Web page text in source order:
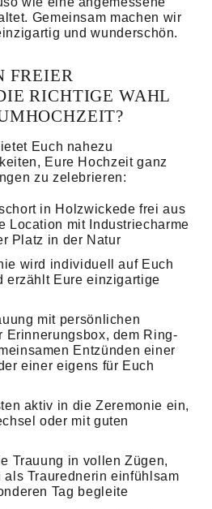
Gemeinsam machen wir
und wunderschön.
FREIER
RICHTIGE WAHL
Euch nahezu
Eure Hochzeit ganz
zu zelebrieren:
in Holzwickede frei aus
Location mit Industriecharme
Platz in der Natur
wird individuell auf Euch
erzählt Eure einzigartige
mit persönlichen
Erinnerungsbox, dem Ring-
Entzünden einer
einer eigens für Euch
aktiv in die Zeremonie ein,
oder mit guten
Trauung in vollen Zügen,
als Traurednerin einfühlsam
Tag begleite